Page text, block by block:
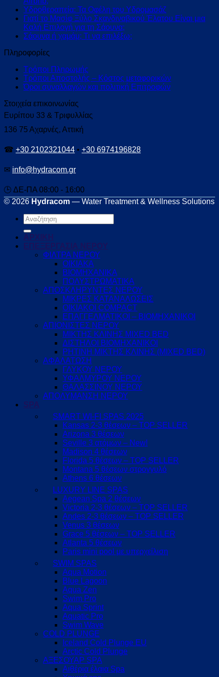
Υδροθεραπεία: Τα Οφέλη του Υδρομασάζ
Γιατί το Μασίφ Ξύλο Σκανδιναβικού Έλατου Είναι μια
Καλή Επιλογή για τη Σάουνα;
Σάουνα ή χαμάμ; Τι να επιλέξω;
Πληροφορίες
Τρόποι Πληρωμής
Τρόποι Αποστολής – Κόστος μεταφορικών
Όροι συναλλαγών και πολιτική Επιτροφών
Στοιχεία επικοινωνίας
Ευρίπου 33 & Τριφυλλίας
136 75 Αχαρνές, Αττική
☎ +30 2102321044 • +30 6974196828
✉ info@hydracom.gr
🕒 ΔΕ-ΠΑ 08:00 - 16:00
© 2026 Hydracom — Water Treatment & Wellness Solutions
Αναζήτηση
για:
ΑΡΧΙΚΗ
ΕΠΕΞΕΡΓΑΣΙΑ ΝΕΡΟΥ
ΦΙΛΤΡΑ ΝΕΡΟΥ
ΟΙΚΙΑΚΑ
ΒΙΟΜΗΧΑΝΙΚΑ
ΠΟΛΥΣΤΡΩΜΑΤΙΚΑ
ΑΠΟΣΚΛΗΡΥΝΤΕΣ ΝΕΡΟΥ
ΜΙΚΡΕΣ ΚΑΤΑΝΑΛΩΣΕΙΣ
ΟΙΚΙΑΚΟΙ COMPACT
ΕΠΑΓΓΕΛΜΑΤΙΚΟΙ – ΒΙΟΜΗΧΑΝΙΚΟΙ
ΑΠΙΟΝΙΣΤΕΣ ΝΕΡΟΥ
ΜΙΚΤΗΣ ΚΛΙΝΗΣ MIXED BED
ΔΙΣΤΗΛΟΙ ΒΙΟΜΗΧΑΝΙΚΟΙ
ΡΗΤΙΝΗ ΜΙΚΤΗΣ ΚΛΙΝΗΣ (MIXED BED)
ΑΦΑΛΑΤΩΣΗ
ΓΛΥΚΟΥ ΝΕΡΟΥ
ΥΦΑΛΜΥΡΟΥ ΝΕΡΟΥ
ΘΑΛΑΣΣΙΝΟΥ ΝΕΡΟΥ
ΑΠΟΛΥΜΑΝΣΗ ΝΕΡΟΥ
SPA
SMART WI-FI SPAS 2025
Kansas 2-3 θέσεων – TOP SELLER
Arizona 3 θέσεων
Seville 3 ατόμων – New!
Madison 4 θέσεων
Florida 5 θέσεων – TOP SELLER
Montana 5 θέσεων στρογγυλό
Athens 6 θέσεων
LUXURY LINE SPAS
Aegean Spa 2 θέσεων
Victoria 2-3 θέσεων – TOP SELLER
Andes 2-3 θέσεων – TOP SELLER
Venus 3 θέσεων
Grace 5 θέσεων – TOP SELLER
Atlanta 5 θέσεων
Paris mini pool με υπερχείλιση
SWIM SPAS
Aqua Motion
Blue Lagoon
Aqua Zen
Swim Pro
Aqua Sprint
Aquatic Pro
Swim Wave
COLD PLUNGE
Iceland Cold Plunge EU
Arctic Cold Plunge
ΑΞΕΣΟΥΑΡ SPA
Αιθέρια έλαια Spa